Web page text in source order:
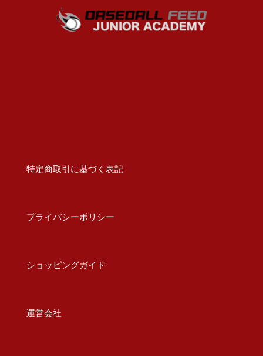
特定商取引に基づく表記
プライバシーポリシー
ショッピングガイド
運営会社